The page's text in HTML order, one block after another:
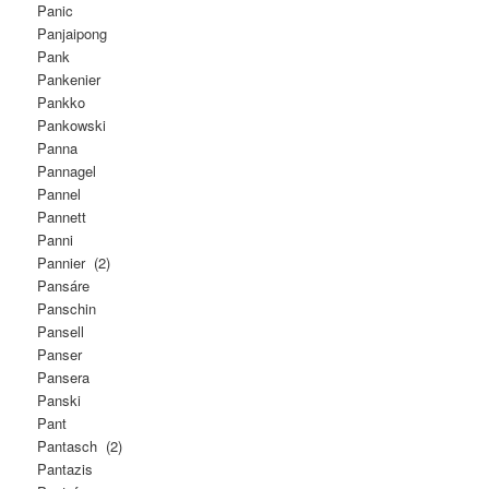
Panic
Panjaipong
Pank
Pankenier
Pankko
Pankowski
Panna
Pannagel
Pannel
Pannett
Panni
Pannier (2)
Pansáre
Panschin
Pansell
Panser
Pansera
Panski
Pant
Pantasch (2)
Pantazis